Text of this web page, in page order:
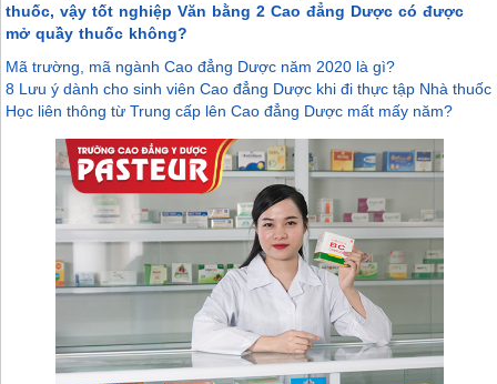
thuốc, vậy tốt nghiệp Văn bằng 2 Cao đẳng Dược có được
mở quầy thuốc không?
Mã trường, mã ngành Cao đẳng Dược năm 2020 là gì?
8 Lưu ý dành cho sinh viên Cao đẳng Dược khi đi thực tập Nhà thuốc
Học liên thông từ Trung cấp lên Cao đẳng Dược mất mấy năm?